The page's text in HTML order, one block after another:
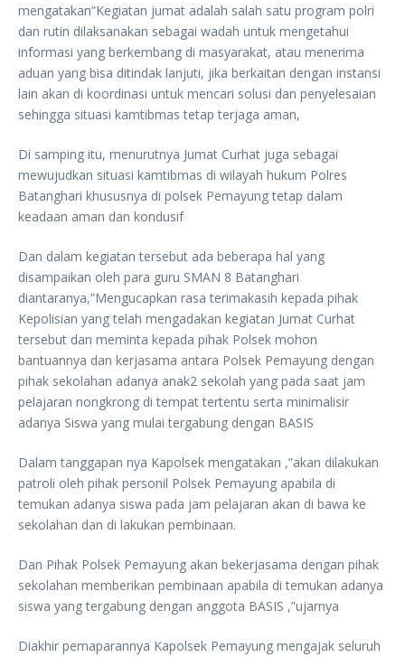
mengatakan”Kegiatan jumat adalah salah satu program polri
dan rutin dilaksanakan sebagai wadah untuk mengetahui
informasi yang berkembang di masyarakat, atau menerima
aduan yang bisa ditindak lanjuti, jika berkaitan dengan instansi
lain akan di koordinasi untuk mencari solusi dan penyelesaian
sehingga situasi kamtibmas tetap terjaga aman,
Di samping itu, menurutnya Jumat Curhat juga sebagai
mewujudkan situasi kamtibmas di wilayah hukum Polres
Batanghari khususnya di polsek Pemayung tetap dalam
keadaan aman dan kondusif
Dan dalam kegiatan tersebut ada beberapa hal yang
disampaikan oleh para guru SMAN 8 Batanghari
diantaranya,”Mengucapkan rasa terimakasih kepada pihak
Kepolisian yang telah mengadakan kegiatan Jumat Curhat
tersebut dan meminta kepada pihak Polsek mohon
bantuannya dan kerjasama antara Polsek Pemayung dengan
pihak sekolahan adanya anak2 sekolah yang pada saat jam
pelajaran nongkrong di tempat tertentu serta minimalisir
adanya Siswa yang mulai tergabung dengan BASIS
Dalam tanggapan nya Kapolsek mengatakan ,”akan dilakukan
patroli oleh pihak personil Polsek Pemayung apabila di
temukan adanya siswa pada jam pelajaran akan di bawa ke
sekolahan dan di lakukan pembinaan.
Dan Pihak Polsek Pemayung akan bekerjasama dengan pihak
sekolahan memberikan pembinaan apabila di temukan adanya
siswa yang tergabung dengan anggota BASIS ,”ujarnya
Diakhir pemaparannya Kapolsek Pemayung mengajak seluruh